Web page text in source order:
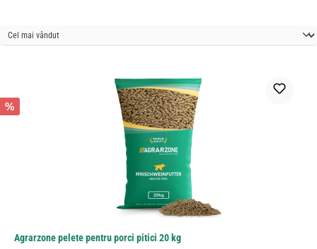
%
Agrarzone pelete pentru porci pitici 20 kg